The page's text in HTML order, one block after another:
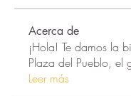
Acerca de
¡Hola! Te damos la
Plaza del Pueblo, el
Leer más